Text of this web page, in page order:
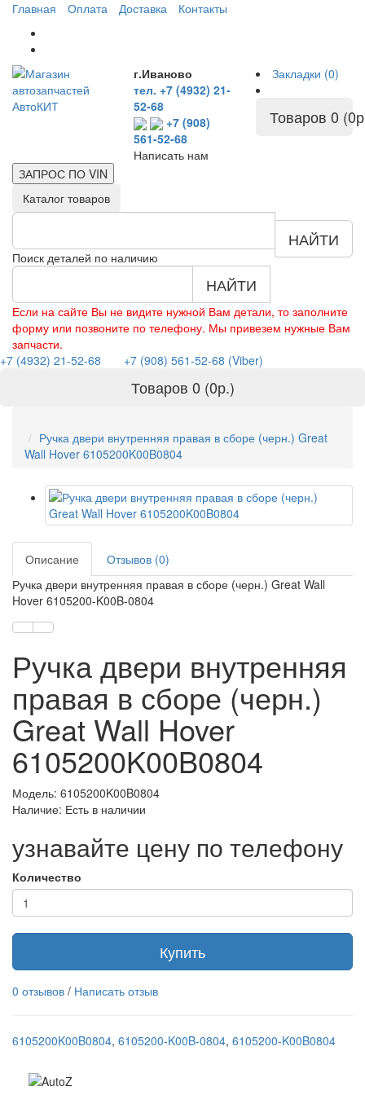
Главная Оплата Доставка Контакты
г.Иваново
тел. +7 (4932) 21-
52-68
+7 (908)
561-52-68
Написать нам
Закладки (0)
Товаров 0
ЗАПРОС ПО VIN
Каталог товаров
Поиск деталей по наличию
НАЙТИ
НАЙТИ
Если на сайте Вы не видите нужной Вам детали, то заполните
форму или позвоните по телефону. Мы привезем нужные Вам
запчасти.
+7 (4932) 21-52-68
+7 (908) 561-52-68 (Viber)
Товаров 0 (0р.)
Ручка двери внутренняя правая в сборе (черн.) Great
Wall Hover 6105200K00B0804
Описание
Отзывов (0)
Ручка двери внутренняя правая в сборе (черн.) Great Wall
Hover 6105200-K00B-0804
Ручка двери внутренняя
правая в сборе (черн.)
Great Wall Hover
6105200K00B0804
Модель: 6105200K00B0804
Наличие: Есть в наличии
узнавайте цену по телефону
Количество
Купить
0 отзывов / Написать отзыв
6105200K00B0804, 6105200-K00B-0804, 6105200-K00B0804